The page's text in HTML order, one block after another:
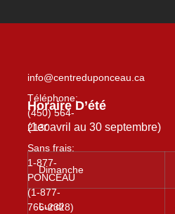
Horaire D’été
(1er avril au 30 septembre)
Dimanche
Lundi
info@centreduponceau.ca
Téléphone:
(450) 564-
2130
Sans frais:
1-877-
PONCEAU
(1-877-
766-2328)